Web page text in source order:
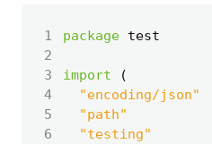
1 package test
2
3
import
(
4
"encoding/json"
5
"path"
6
"testing"